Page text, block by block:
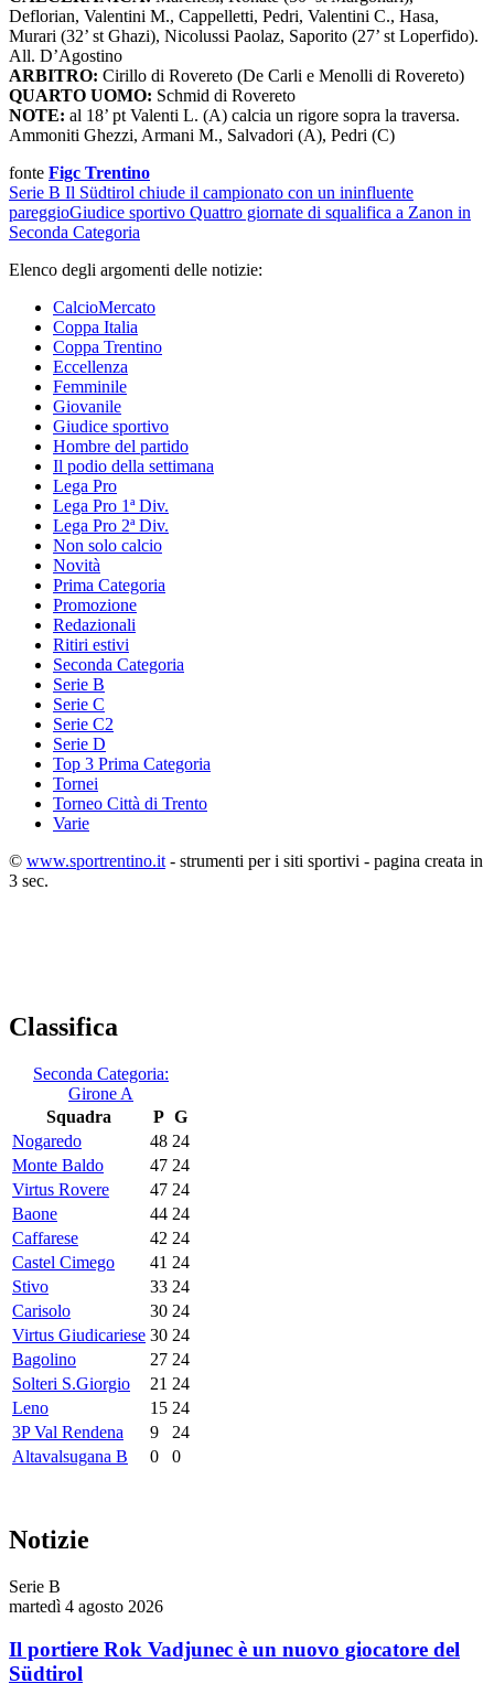
Deflorian, Valentini M., Cappelletti, Pedri, Valentini C., Hasa,
Murari (32’ st Ghazi), Nicolussi Paolaz, Saporito (27’ st Loperfido).
All. D’Agostino
ARBITRO: Cirillo di Rovereto (De Carli e Menolli di Rovereto)
QUARTO UOMO: Schmid di Rovereto
NOTE: al 18’ pt Valenti L. (A) calcia un rigore sopra la traversa.
Ammoniti Ghezzi, Armani M., Salvadori (A), Pedri (C)
fonte Figc Trentino
Serie B Il Südtirol chiude il campionato con un ininfluente
pareggioGiudice sportivo Quattro giornate di squalifica a Zanon in
Seconda Categoria
Elenco degli argomenti delle notizie:
CalcioMercato
Coppa Italia
Coppa Trentino
Eccellenza
Femminile
Giovanile
Giudice sportivo
Hombre del partido
Il podio della settimana
Lega Pro
Lega Pro 1ª Div.
Lega Pro 2ª Div.
Non solo calcio
Novità
Prima Categoria
Promozione
Redazionali
Ritiri estivi
Seconda Categoria
Serie B
Serie C
Serie C2
Serie D
Top 3 Prima Categoria
Tornei
Torneo Città di Trento
Varie
© www.sportrentino.it - strumenti per i siti sportivi - pagina creata in
3 sec.
Classifica
Seconda Categoria:
Girone A
Squadra
P G
Nogaredo
48 24
Monte Baldo
47 24
Virtus Rovere
47 24
Baone
44 24
Caffarese
42 24
Castel Cimego
41 24
Stivo
33 24
Carisolo
30 24
Virtus Giudicariese 30 24
Bagolino
27 24
Solteri S.Giorgio
21 24
Leno
15 24
3P Val Rendena
9
24
Altavalsugana B
0 0
Notizie
Serie B
martedì 4 agosto 2026
Il portiere Rok Vadjunec è un nuovo giocatore del
Südtirol